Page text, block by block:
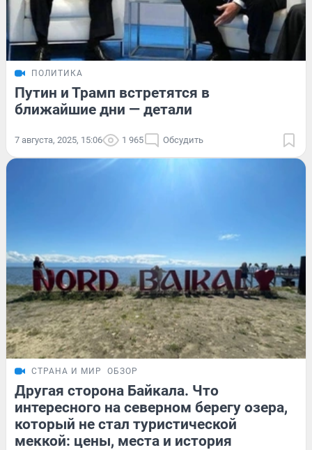
ПОЛИТИКА
Путин и Трамп встретятся в
ближайшие дни — детали
7 августа, 2025, 15:06 1 965 Обсудить
СТРАНА И МИР ОБЗОР
Другая сторона Байкала. Что
интересного на северном берегу озера,
который не стал туристической
меккой: цены, места и история